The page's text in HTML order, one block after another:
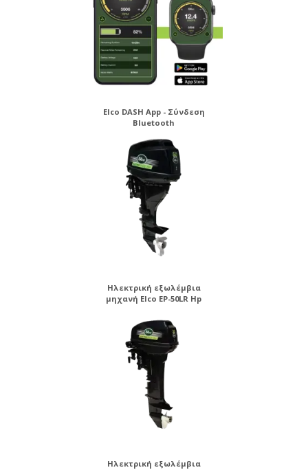
Elco DASH App - Σύνδεση
Bluetooth
Ηλεκτρική εξωλέμβια
μηχανή Elco EP-50LR Hp
Ηλεκτρική εξωλέμβια